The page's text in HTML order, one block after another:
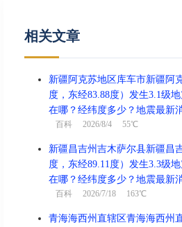
相关文章
新疆阿克苏地区库车市新疆阿
度，东经83.88度）发生3.1级
在哪？经纬度多少？地震最新
百科 2026/8/4 55℃
新疆昌吉州吉木萨尔县新疆昌
度，东经89.11度）发生3.3级
在哪？经纬度多少？地震最新
百科 2026/7/18 163℃
青海海西州直辖区青海海西州